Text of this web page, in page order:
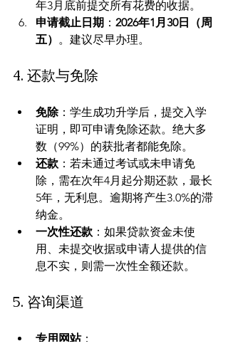
年3月底前提交所有花费的收据。
申请截止日期 ： 2026年1月30日（周
五） 。建议尽早办理。
4. 还款与免除
免除：学生成功升学后，提交入学
证明，即可申请免除还款。绝大多
数（99%）的获批者都能免除。
还款 ：若未通过考试或未申请免
除，需在次年4月起分期还款，最长
5年，无利息。逾期将产生3.0%的滞
纳金。
一次性还款 ：如果贷款资金未使
用、未提交收据或申请人提供的信
息不实，则需一次性全额还款。
5. 咨询渠道
专用网站：